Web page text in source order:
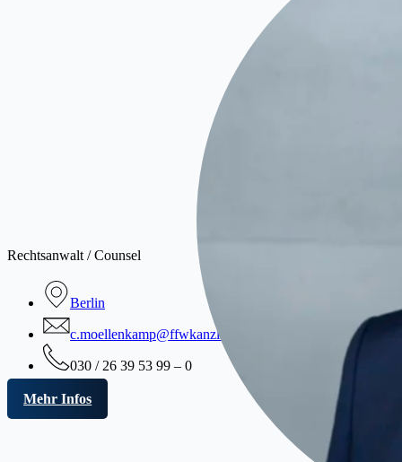
Rechtsanwalt / Counsel
Berlin
c.moellenkamp@ffwkanzlei.de
030 / 26 39 53 99 – 0
Mehr Infos